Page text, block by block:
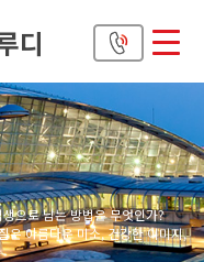
디
으로 남는 방법은 무엇인가?
은 아름다운 미소, 건강한 이미지,